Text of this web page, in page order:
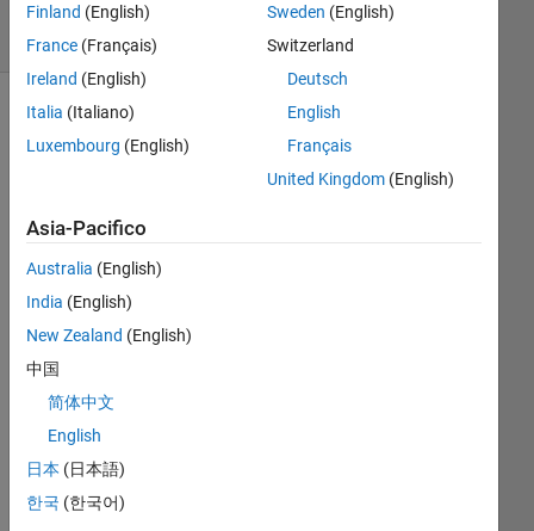
Visualizzazioni
(30 giorni)
o
all,
wor
k I
ca
Finland (English)
France (Français)
Ireland (English)
Italia (Italiano)
Luxembourg (English)
Sweden (English)
Switzerland
Deutsch
English
Français
United Kingdom(English)
Asia-Pacifico
Australia (English)
India (English)
New Zealand (English)
中国
简体中文
English
日本 (日本語)
한국 (한국어)